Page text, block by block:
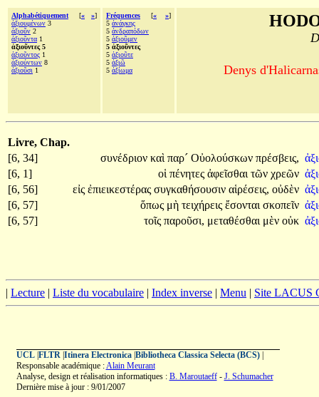
Alphabétiquement [« »]
ἀξιουμένων 3
ἀξιοῦν 2
ἀξιοῦντα 1
ἀξιοῦντες 5
ἀξιοῦντος 1
ἀξιούντων 8
ἀξιοῦσι 1
Fréquences [« »]
5 ἀνάγκης
5 ἀνδραπόδων
5 ἀξιοῦμεν
5 ἀξιοῦντες
5 ἀξιοῦτε
5 ἀξιῶ
5 ἀξίωμα Denys
Livre, Chap.
[6, 34]
συνέδριον καὶ παρ´ Οὐολούσκων πρέσβεις,
[6, 1]
οἱ πένητες ἀφεῖσθαι τῶν χρεῶν
[6, 56]
εἰς ἐπιεικεστέρας συγκαθήσουσιν αἱρέσεις, οὐδὲν
[6, 57]
ὅπως μὴ τειχήρεις ἔσονται σκοπεῖν
[6, 57]
τοῖς παροῦσι, μεταθέσθαι μὲν οὐκ
| Lecture | Liste du vocabulaire | Index inverse | Menu | Site LACUS
UCL| FLTR| Itinera Electronica| Bibliotheca Classica Selecta (BCS)|
Responsable académique :Alain Meurant
Analyse, design et réalisation informatiques : B. Maroutaeff- J. Schumacher
Dernière mise à jour : 9/01/2007